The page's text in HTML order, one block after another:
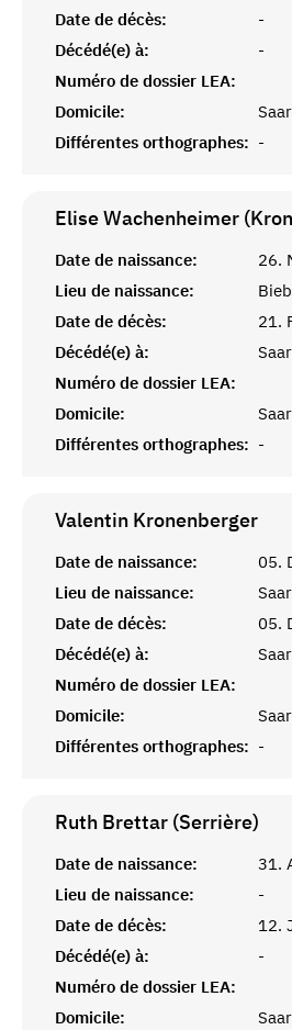
Date de décès:
-
Décédé(e) à:
-
Numéro de dossier LEA:
Domicile:
Différentes orthographes: -
Elise Wachenheimer
Date de naissance:
26.
Lieu de naissance:
Date de décès:
21.
Décédé(e) à:
Numéro de dossier LEA:
Domicile:
Différentes orthographes: -
Valentin Kronenberger
Date de naissance:
05.
Lieu de naissance:
Date de décès:
05.
Décédé(e) à:
Numéro de dossier LEA:
Domicile:
Différentes orthographes: -
Ruth Brettar (Serrière)
Date de naissance:
31.
Lieu de naissance:
-
Date de décès:
12.
Décédé(e) à:
-
Numéro de dossier LEA:
Domicile: